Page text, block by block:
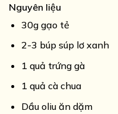
Nguyên liệu
30g gạo tẻ
2-3 búp súp lơ xanh
1 quả trứng gà
1 quả cà chua
Dầu oliu ăn dặm